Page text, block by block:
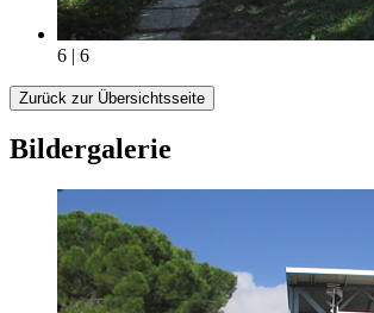
6 | 6
Zurück zur Übersichtsseite
Bildergalerie